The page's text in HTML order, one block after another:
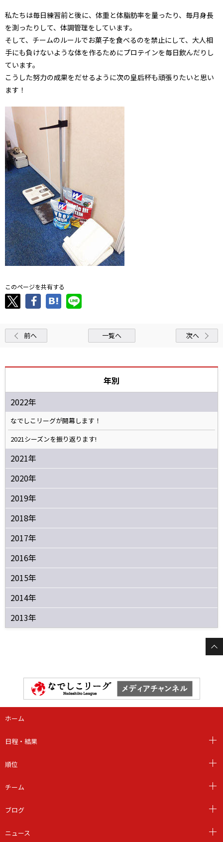
私たちは毎日練習前と後に、体重と体脂肪率を量ったり、毎月身長
を測ったりして、体調管理をしています。
そして、チームのルールでお菓子を食べるのを禁止にして、大人相
手にも負けないような体を作るためにプロテインを毎日飲んだりし
ています。
こうした努力の成果をだせるように次の皇后杯も頑張りたいと思い
ます！
このページを共有する
前へ 一覧へ 次へ
年別
2022年
なでしこリーグが開幕します！
2021シーズンを振り返ります!
2021年
2020年
2019年
2018年
2017年
2016年
2015年
2014年
2013年
ホーム
日程・結果
順位
チーム
ブログ
ニュース